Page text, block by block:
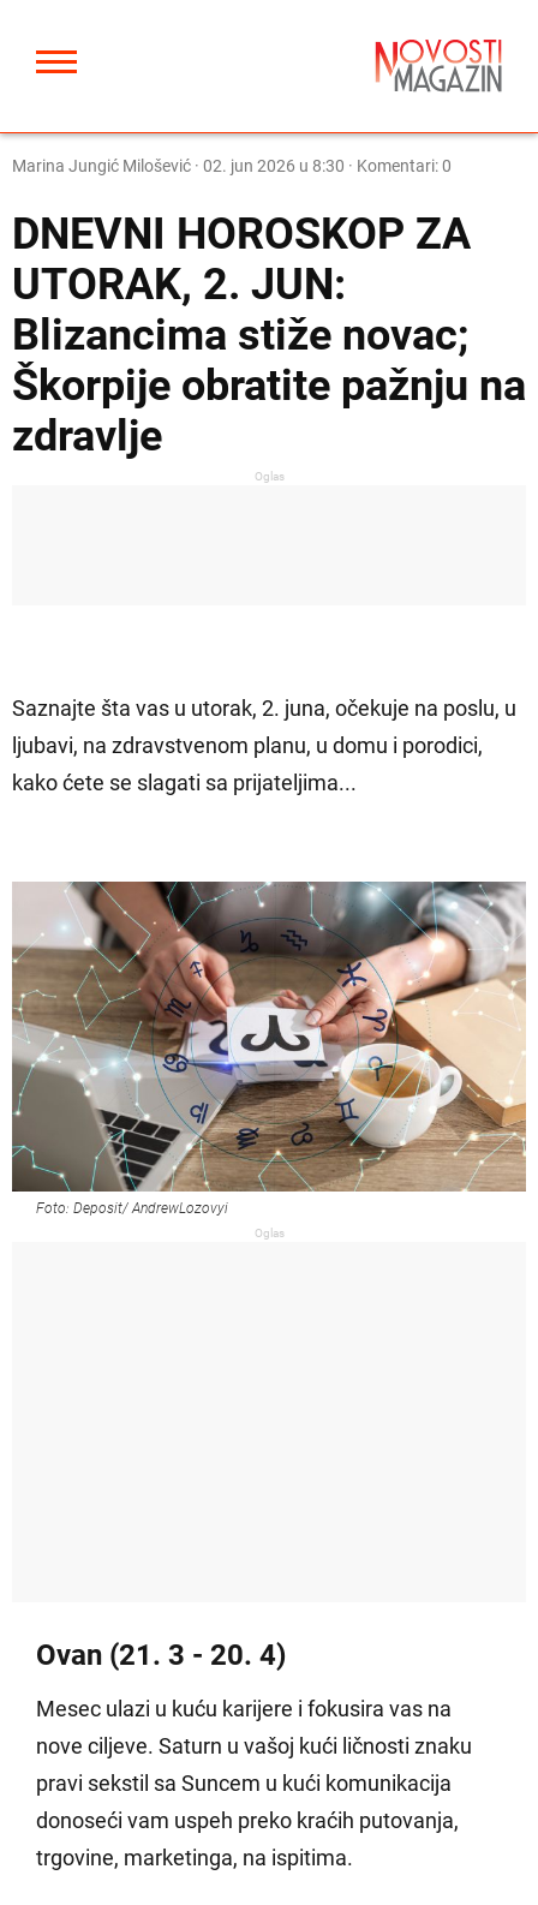
Marina Jungić Milošević · 02. jun 2026 u 8:30 · Komentari: 0
DNEVNI HOROSKOP ZA
UTORAK, 2. JUN:
Blizancima stiže novac;
Škorpije obratite pažnju na
zdravlje
Oglas
Saznajte šta vas u utorak, 2. juna, očekuje na poslu, u
ljubavi, na zdravstvenom planu, u domu i porodici,
kako ćete se slagati sa prijateljima...
Foto: Deposit/ AndrewLozovyi
Oglas
Ovan (21. 3 - 20. 4)
Mesec ulazi u kuću karijere i fokusira vas na
nove ciljeve. Saturn u vašoj kući ličnosti znaku
pravi sekstil sa Suncem u kući komunikacija
donoseći vam uspeh preko kraćih putovanja,
trgovine, marketinga, na ispitima.